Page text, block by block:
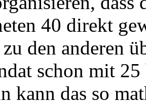
40 direkt
den anderen
schon mit
kann das so